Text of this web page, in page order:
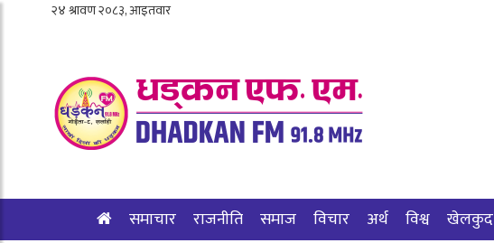
समाचार राजनीति समाज विचार अर्थ विश्व खेलकुद